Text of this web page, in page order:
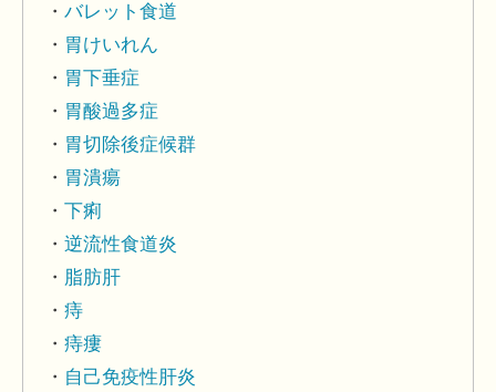
バレット食道
胃けいれん
胃下垂症
胃酸過多症
胃切除後症候群
胃潰瘍
下痢
逆流性食道炎
脂肪肝
痔
痔瘻
自己免疫性肝炎